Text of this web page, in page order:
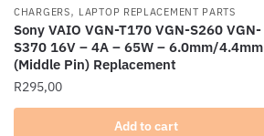
CHARGERS, LAPTOP REPLACEMENT PARTS
Sony VAIO VGN-T170 VGN-S260 VGN-
S370 16V – 4A – 65W – 6.0mm/4.4mm
(Middle Pin) Replacement
R295,00
Add to cart